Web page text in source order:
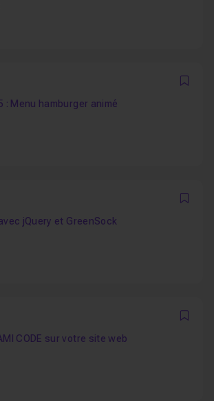
: Menu hamburger animé
jQuery et GreenSock
CODE sur votre site web